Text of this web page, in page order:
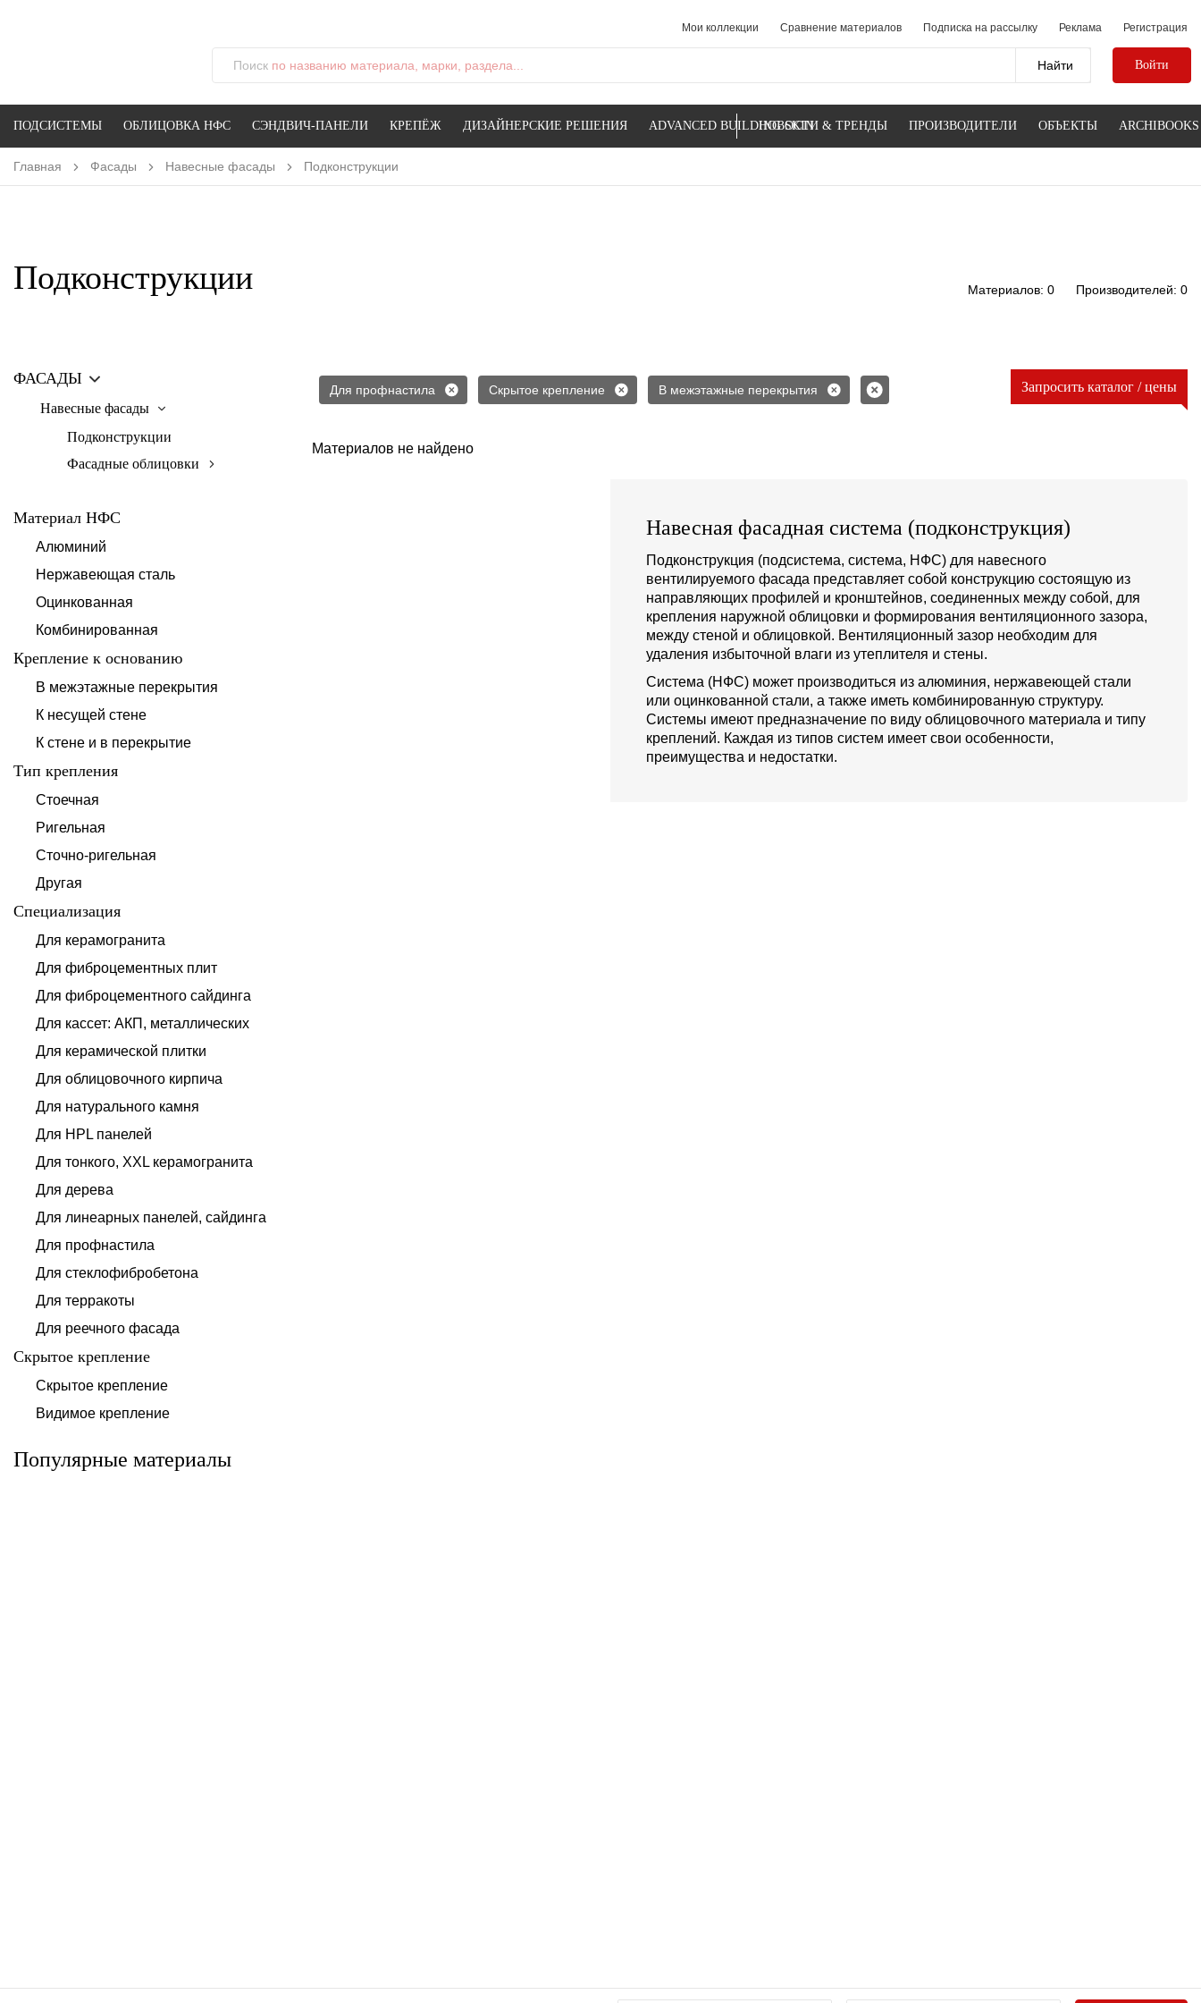
Мои коллекции Сравнение материалов Подписка на рассылку Реклама Регистрация
Поиск по названию материала, марки, раздела... Войти
ПОДСИСТЕМЫ ОБЛИЦОВКА НФС СЭНДВИЧ-ПАНЕЛИ КРЕПЁЖ ДИЗАЙНЕРСКИЕ РЕШЕНИЯ ADVANCED BUILDING SKINНОВОСТИ & ТРЕНДЫ ПРОИЗВОДИТЕЛИ ОБЪЕКТЫ ARCHIBOOKS
Главная Фасады Навесные фасады Подконструкции
Подконструкции Материалов: 0 Производителей: 0
ФАСАДЫ
Навесные фасады
Подконструкции
Фасадные облицовки
Материал НФС
Алюминий
Нержавеющая сталь
Оцинкованная
Комбинированная
Крепление к основанию
В межэтажные перекрытия
К несущей стене
К стене и в перекрытие
Тип крепления
Стоечная
Ригельная
Сточно-ригельная
Другая
Специализация
Для керамогранита
Для фиброцементных плит
Для фиброцементного сайдинга
Для кассет: АКП, металлических
Для керамической плитки
Для облицовочного кирпича
Для натурального камня
Для HPL панелей
Для тонкого, XXL керамогранита
Для дерева
Для линеарных панелей, сайдинга
Для профнастила
Для стеклофибробетона
Для терракоты
Для реечного фасада
Скрытое крепление
Скрытое крепление
Видимое крепление
Популярные материалы
Система для
облицовки
клинкерными
плитками «под
Альтернатива
Альтернатива
Для профнастила Скрытое крепление В межэтажные перекрытия Запросить каталог / цены
Материалов не найдено
Навесная фасадная система (подконструкция)
Подконструкция (подсистема, система, НФС) для навесного
вентилируемого фасада представляет собой конструкцию состоящую из
направляющих профилей и кронштейнов, соединенных между собой, для
крепления наружной облицовки и формирования вентиляционного зазора,
между стеной и облицовкой. Вентиляционный зазор необходим для
удаления избыточной влаги из утеплителя и стены.
Система (НФС) может производиться из алюминия, нержавеющей стали
или оцинкованной стали, а также иметь комбинированную структуру.
Системы имеют предназначение по виду облицовочного материала и типу
креплений. Каждая из типов систем имеет свои особенности,
преимущества и недостатки.